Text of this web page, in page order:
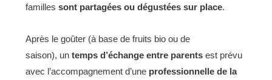
famillessont partagées ou dégustées sur place.
Après le goûter (à base de fruits bio ou de
saison), untemps d’échange entre parents est prévu
avec l’accompagnement d’une professionnelle de la